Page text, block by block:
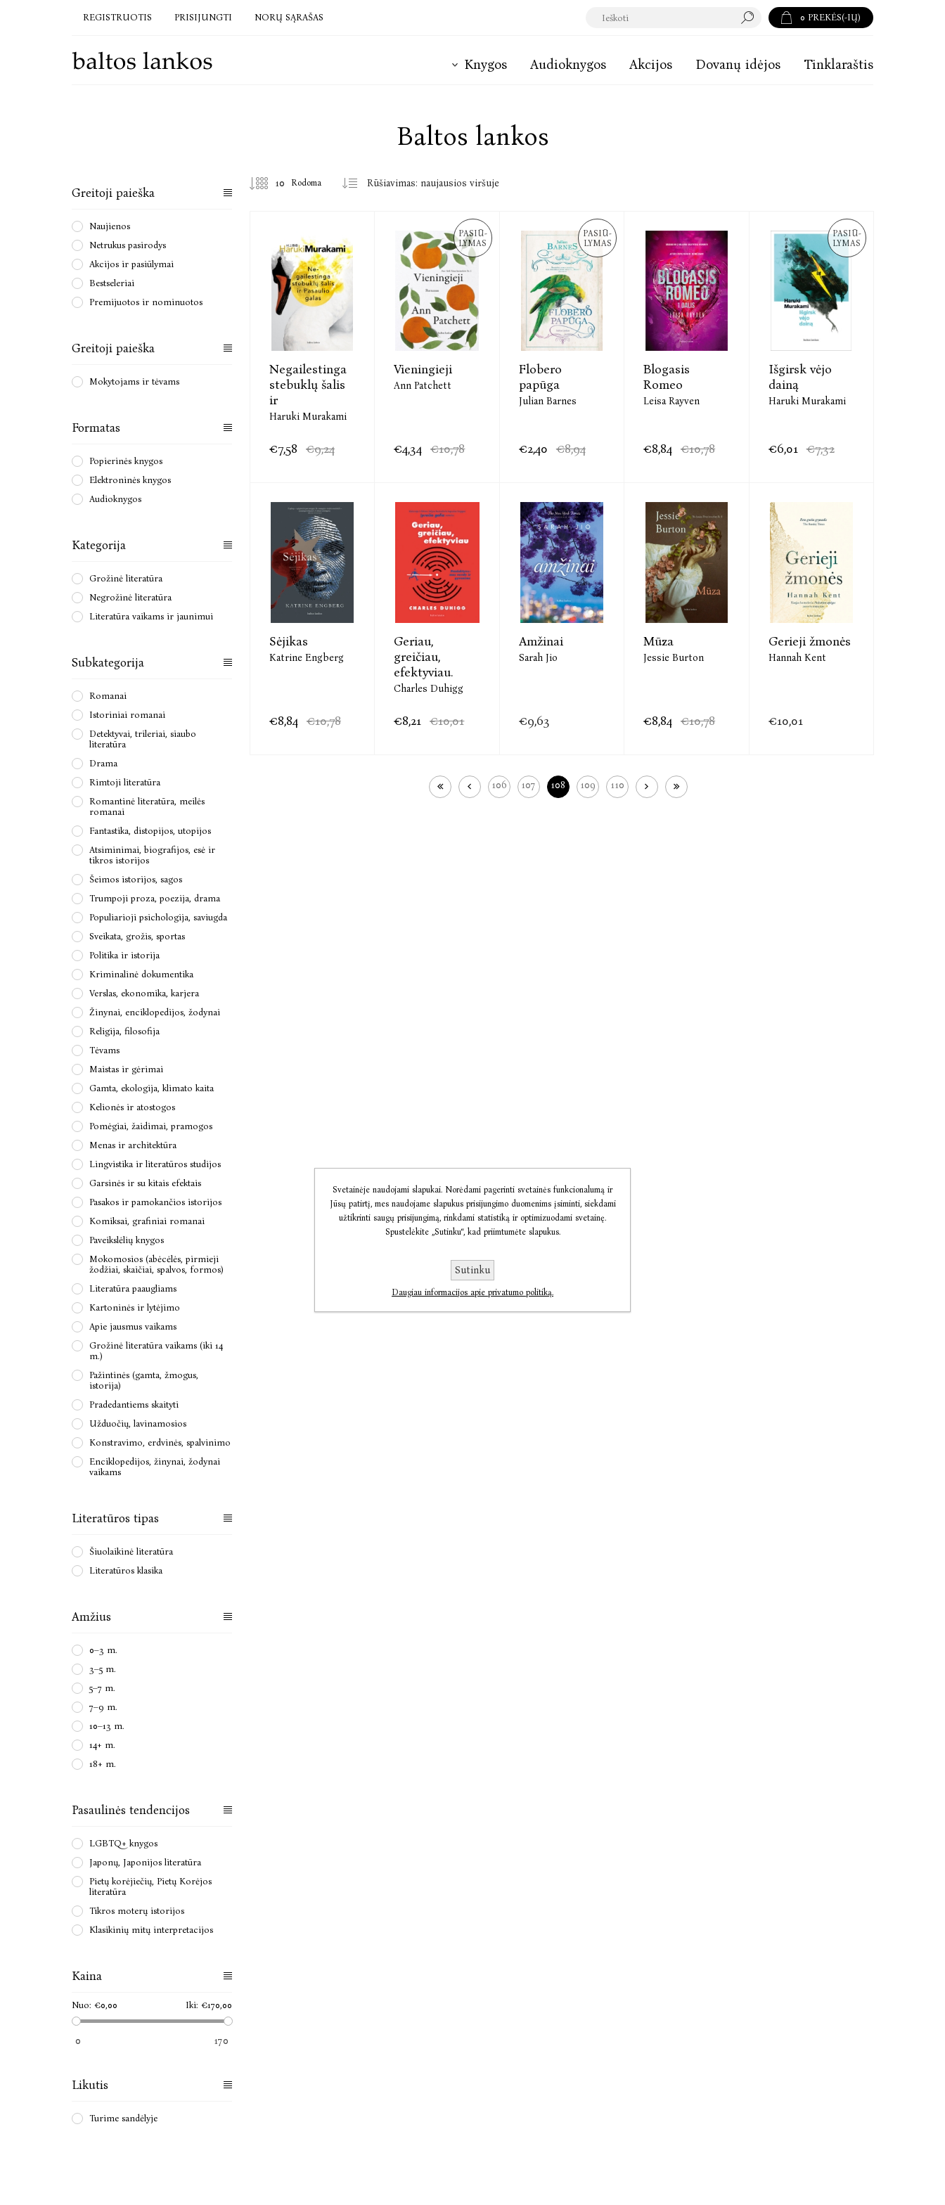
REGISTRUOTIS PRISIJUNGTI NORŲ SĄRAŠAS 0 PREKĖS(-IŲ)
Knygos Audioknygos Akcijos Dovanų idėjos Tinklaraštis
Baltos lankos
Rodoma
Negailestinga
stebuklų šalis
ir
Haruki Murakami
€7,58 €9,24
PASIŪ-
LYMAS
Vieningieji
Ann Patchett
€4,34 €10,78
PASIŪ-
LYMAS
Flobero
papūga
Julian Barnes
€2,40 €8,94
Blogasis
Romeo
Leisa Rayven
€8,84 €10,78
PASIŪ-
LYMAS
Išgirsk vėjo
dainą
Haruki Murakami
€6,01 €7,32
Sėjikas
Katrine Engberg
€8,84 €10,78
Geriau,
greičiau,
efektyviau.
Charles Duhigg
€8,21 €10,01
Amžinai
Sarah Jio
€9,63
Mūza
Jessie Burton
€8,84 €10,78
Gerieji žmonės
Hannah Kent
€10,01
106 107 108 109 110
Greitoji paieška
Naujienos
Netrukus pasirodys
Akcijos ir pasiūlymai
Bestseleriai
Premijuotos ir nominuotos
Greitoji paieška
Mokytojams ir tėvams
Formatas
Popierinės knygos
Elektroninės knygos
Audioknygos
Kategorija
Grožinė literatūra
Negrožinė literatūra
Literatūra vaikams ir jaunimui
Subkategorija
Romanai
Istoriniai romanai
Detektyvai, trileriai, siaubo
literatūra
Drama
Rimtoji literatūra
Romantinė literatūra, meilės
romanai
Fantastika, distopijos, utopijos
Atsiminimai, biografijos, esė ir
tikros istorijos
Šeimos istorijos, sagos
Trumpoji proza, poezija, drama
Populiarioji psichologija, saviugda
Sveikata, grožis, sportas
Politika ir istorija
Kriminalinė dokumentika
Verslas, ekonomika, karjera
Žinynai, enciklopedijos, žodynai
Religija, filosofija
Tėvams
Maistas ir gėrimai
Gamta, ekologija, klimato kaita
Kelionės ir atostogos
Pomėgiai, žaidimai, pramogos
Menas ir architektūra
Lingvistika ir literatūros studijos
Garsinės ir su kitais efektais
Pasakos ir pamokančios istorijos
Komiksai, grafiniai romanai
Paveikslėlių knygos
Mokomosios (abėcėlės, pirmieji
žodžiai, skaičiai, spalvos, formos)
Literatūra paaugliams
Kartoninės ir lytėjimo
Apie jausmus vaikams
Grožinė literatūra vaikams (iki 14
m.)
Pažintinės (gamta, žmogus,
istorija)
Pradedantiems skaityti
Užduočių, lavinamosios
Konstravimo, erdvinės, spalvinimo
Enciklopedijos, žinynai, žodynai
vaikams
Literatūros tipas
Šiuolaikinė literatūra
Literatūros klasika
Amžius
0–3 m.
3–5 m.
5–7 m.
7–9 m.
10–13 m.
14+ m.
18+ m.
Pasaulinės tendencijos
LGBTQ+ knygos
Japonų, Japonijos literatūra
Pietų korėjiečių, Pietų Korėjos
literatūra
Tikros moterų istorijos
Klasikinių mitų interpretacijos
Kaina
Nuo: €0,00 Iki: €170,00
0 170
Likutis
Turime sandėlyje
Svetainėje naudojami slapukai. Norėdami pagerinti svetainės funkcionalumą ir
Jūsų patirtį, mes naudojame slapukus prisijungimo duomenims įsiminti, siekdami
užtikrinti saugų prisijungimą, rinkdami statistiką ir optimizuodami svetainę.
Spustelėkite „Sutinku“, kad priimtumėte slapukus.
Sutinku
Daugiau informacijos apie privatumo politiką.